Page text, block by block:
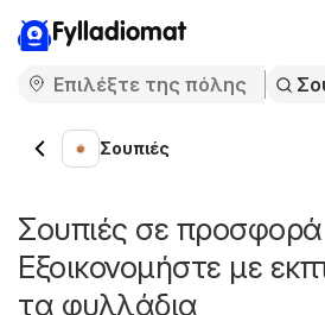
Fylladiomat
Σουπιές
Σουπιές σε
Εξοικονομήστε με
τα φυλλάδια